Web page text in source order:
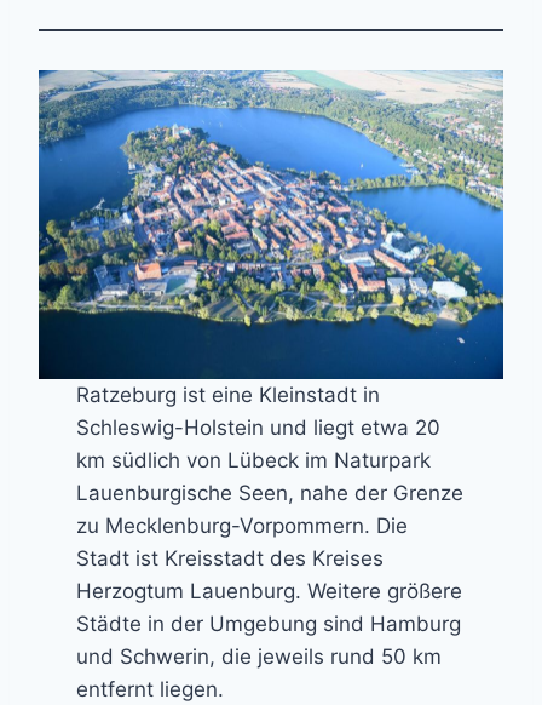
Ratzeburg ist eine Kleinstadt in
Schleswig-Holstein und liegt etwa 20
km südlich von Lübeck im Naturpark
Lauenburgische Seen, nahe der Grenze
zu Mecklenburg-Vorpommern. Die
Stadt ist Kreisstadt des Kreises
Herzogtum Lauenburg. Weitere größere
Städte in der Umgebung sind Hamburg
und Schwerin, die jeweils rund 50 km
entfernt liegen.